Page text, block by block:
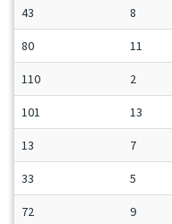
43 8
80 11
110 2
101 13
13 7
33 5
72 9